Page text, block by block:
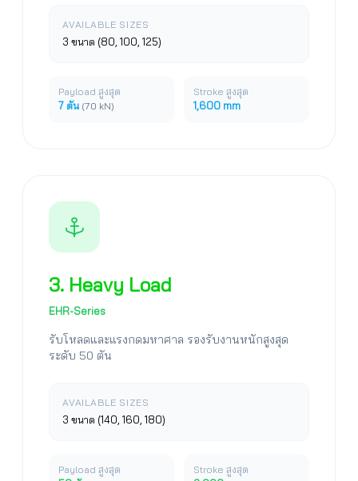
AVAILABLE SIZES
3 ขนาด (80, 100, 125)
Payload สูงสุด
7 ตัน (70 kN)
Stroke สูงสุด
1,600 mm
3. Heavy Load
EHR-Series
รับโหลดและแรงกดมหาศาล รองรับงานหนักสูงสุด
ระดับ 50 ตัน
AVAILABLE SIZES
3 ขนาด (140, 160, 180)
Payload สูงสุด Stroke สูงสุด